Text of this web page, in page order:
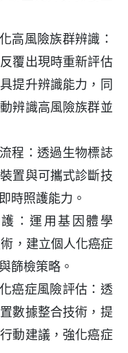
高風險族群辨識：
覆出現時重新評估
提升辨識能力，同
辨識高風險族群並
程：透過生物標誌
置與可攜式診斷技
時照護能力。
：運用基因體學
，建立個人化癌症
篩檢策略。
癌症風險評估：透
數據整合技術，提
動建議，強化癌症